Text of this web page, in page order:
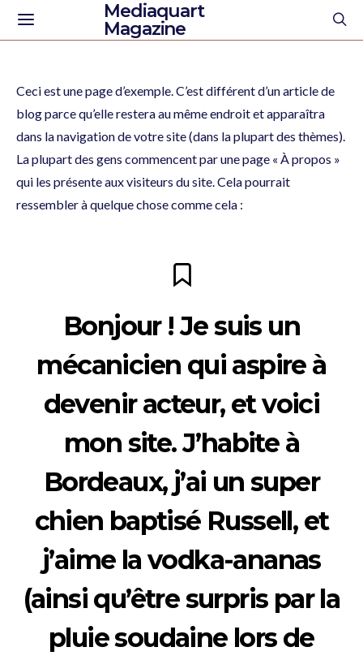
Mediaquart
Magazine
Ceci est une page d’exemple. C’est différent d’un article de
blog parce qu’elle restera au même endroit et apparaîtra
dans la navigation de votre site (dans la plupart des thèmes).
La plupart des gens commencent par une page « À propos »
qui les présente aux visiteurs du site. Cela pourrait
ressembler à quelque chose comme cela :
Bonjour ! Je suis un
mécanicien qui aspire à
devenir acteur, et voici
mon site. J’habite à
Bordeaux, j’ai un super
chien baptisé Russell, et
j’aime la vodka-ananas
(ainsi qu’être surpris par la
pluie soudaine lors de